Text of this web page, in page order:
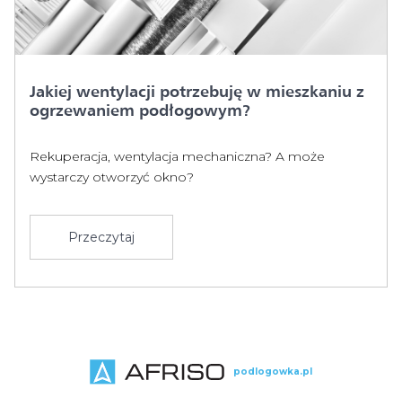
Jakiej wentylacji potrzebuję w mieszkaniu z
ogrzewaniem podłogowym?
Rekuperacja, wentylacja mechaniczna? A może
wystarczy otworzyć okno?
Przeczytaj
podlogowka.pl